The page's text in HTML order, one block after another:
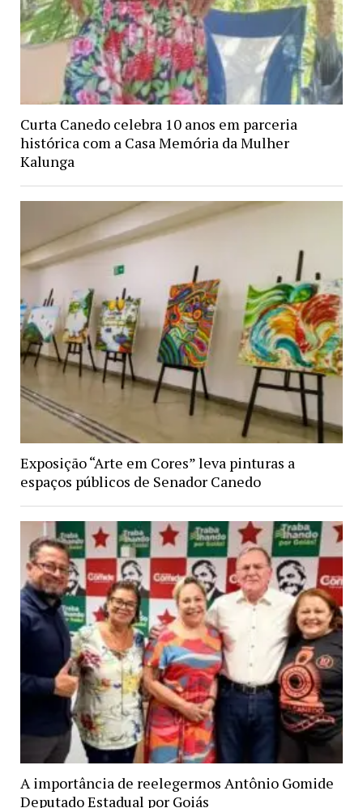
Curta Canedo celebra 10 anos em parceria
histórica com a Casa Memória da Mulher
Kalunga
Exposição “Arte em Cores” leva pinturas a
espaços públicos de Senador Canedo
A importância de reelegermos Antônio Gomide
Deputado Estadual por Goiás